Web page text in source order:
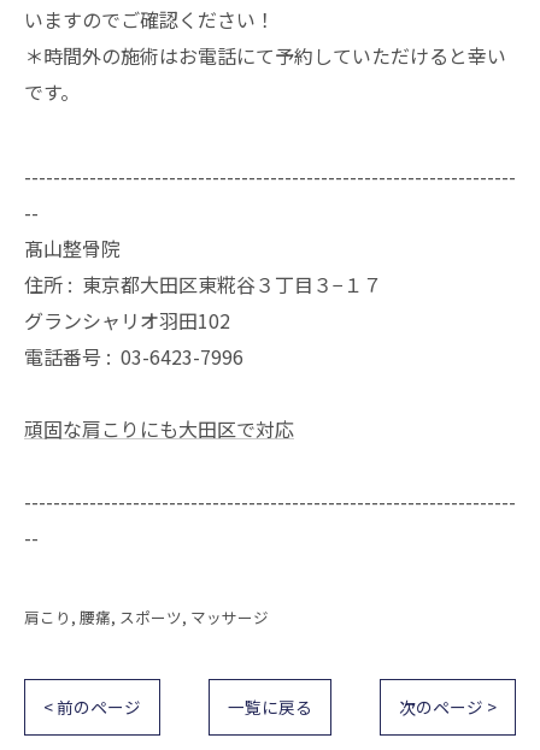
いますのでご確認ください！
＊時間外の施術はお電話にて予約していただけると幸い
です。
--------------------------------------------------------------------
--
髙山整骨院
住所 : 東京都大田区東糀谷３丁目３−１７
グランシャリオ羽田102
電話番号 : 03-6423-7996
頑固な肩こりにも大田区で対応
--------------------------------------------------------------------
--
肩こり 腰痛 スポーツ マッサージ
< 前のページ 一覧に戻る 次のページ >